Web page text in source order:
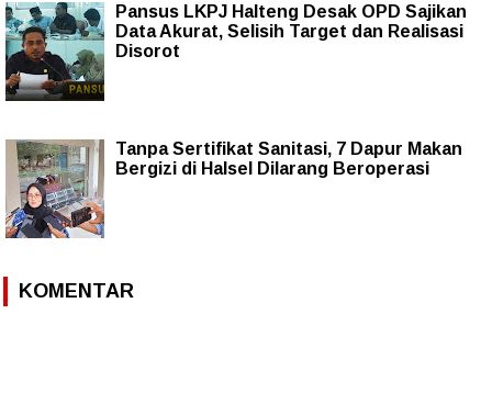
Pansus LKPJ Halteng Desak OPD Sajikan
Data Akurat, Selisih Target dan Realisasi
Disorot
Tanpa Sertifikat Sanitasi, 7 Dapur Makan
Bergizi di Halsel Dilarang Beroperasi
KOMENTAR